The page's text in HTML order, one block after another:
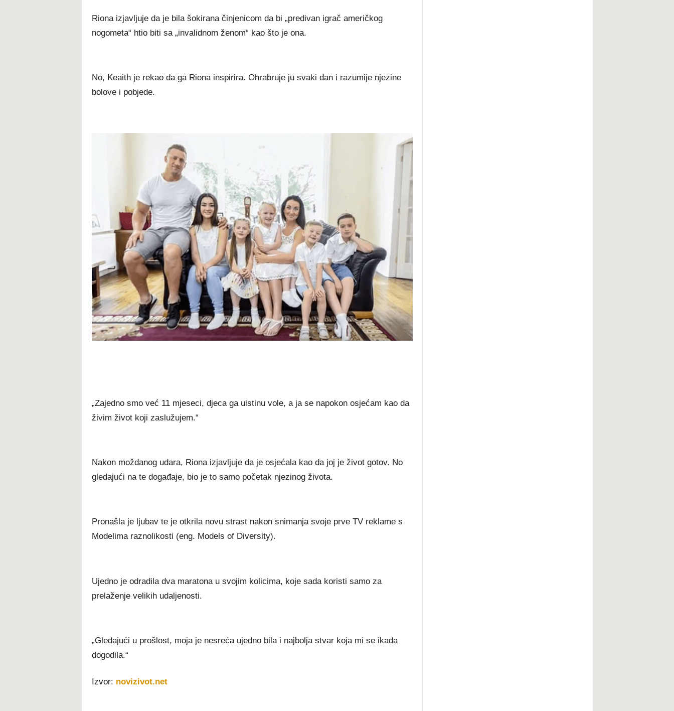
Riona izjavljuje da je bila šokirana činjenicom da bi „predivan igrač američkog
nogometa“ htio biti sa „invalidnom ženom“ kao što je ona.
No, Keaith je rekao da ga Riona inspirira. Ohrabruje ju svaki dan i razumije njezine
bolove i pobjede.
„Zajedno smo već 11 mjeseci, djeca ga uistinu vole, a ja se napokon osjećam kao da
živim život koji zaslužujem.“
Nakon moždanog udara, Riona izjavljuje da je osjećala kao da joj je život gotov. No
gledajući na te događaje, bio je to samo početak njezinog života.
Pronašla je ljubav te je otkrila novu strast nakon snimanja svoje prve TV reklame s
Modelima raznolikosti (eng. Models of Diversity).
Ujedno je odradila dva maratona u svojim kolicima, koje sada koristi samo za
prelaženje velikih udaljenosti.
„Gledajući u prošlost, moja je nesreća ujedno bila i najbolja stvar koja mi se ikada
dogodila.“
Izvor: novizivot.net